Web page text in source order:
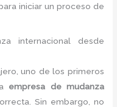
iniciar un proceso de
internacional desde
uno de los primeros
empresa de mudanza
Sin embargo, no